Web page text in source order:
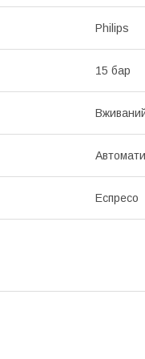
Philips
15 бар
Еспресо